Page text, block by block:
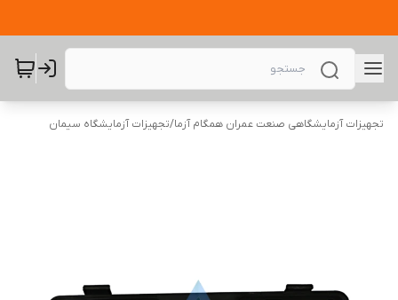
تجهیزات آزمایشگاهی صنعت عمران همگام آزما/تجهیزات آزمایشگاه سیمان